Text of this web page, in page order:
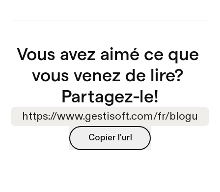
Vous avez aimé ce que
vous venez de lire?
Partagez-le!
Copier l'url